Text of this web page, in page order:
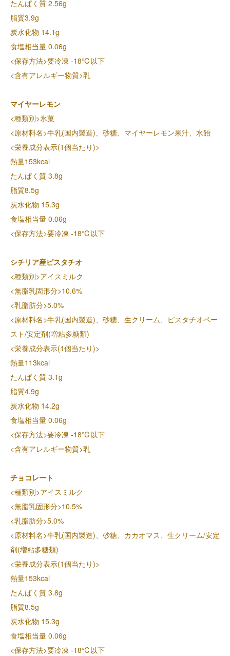
たんぱく質 2.56g
脂質3.9g
炭水化物 14.1g
食塩相当量 0.06g
<保存方法>要冷凍 -18℃以下
<含有アレルギー物質>乳
マイヤーレモン
<種類別>氷菓
<原材料名>牛乳(国内製造)、砂糖、マイヤーレモン果汁、水飴
<栄養成分表示(1個当たり)>
熱量153kcal
たんぱく質 3.8g
脂質8.5g
炭水化物 15.3g
食塩相当量 0.06g
<保存方法>要冷凍 -18℃以下
シチリア産ピスタチオ
<種類別>アイスミルク
<無脂乳固形分>10.6%
<乳脂肪分>5.0%
<原材料名>牛乳(国内製造)、砂糖、生クリーム、ピスタチオペー
スト/安定剤(増粘多糖類)
<栄養成分表示(1個当たり)>
熱量113kcal
たんぱく質 3.1g
脂質4.9g
炭水化物 14.2g
食塩相当量 0.06g
<保存方法>要冷凍 -18℃以下
<含有アレルギー物質>乳
チョコレート
<種類別>アイスミルク
<無脂乳固形分>10.5%
<乳脂肪分>5.0%
<原材料名>牛乳(国内製造)、砂糖、カカオマス、生クリーム/安定
剤(増粘多糖類)
<栄養成分表示(1個当たり)>
熱量153kcal
たんぱく質 3.8g
脂質8.5g
炭水化物 15.3g
食塩相当量 0.06g
<保存方法>要冷凍 -18℃以下